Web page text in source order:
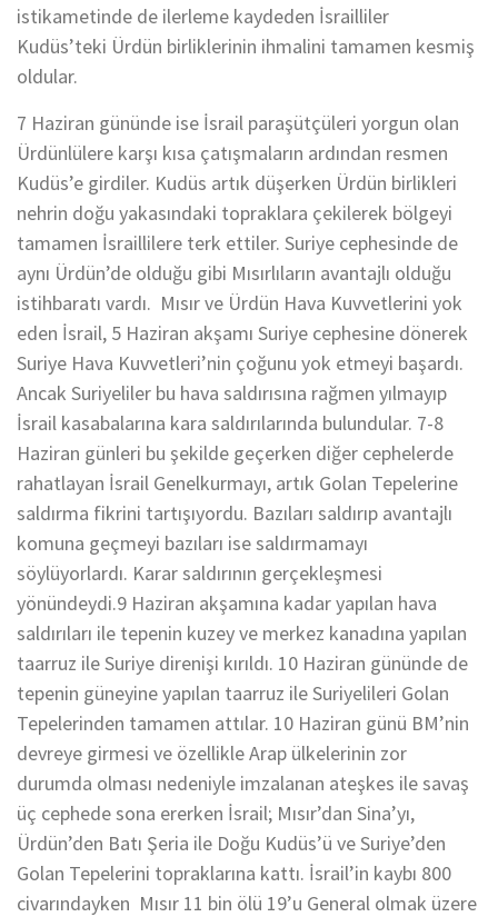
istikametinde de ilerleme kaydeden İsrailliler
Kudüs’teki Ürdün birliklerinin ihmalini tamamen kesmiş
oldular.
7 Haziran gününde ise İsrail paraşütçüleri yorgun olan
Ürdünlülere karşı kısa çatışmaların ardından resmen
Kudüs’e girdiler. Kudüs artık düşerken Ürdün birlikleri
nehrin doğu yakasındaki topraklara çekilerek bölgeyi
tamamen İsraillilere terk ettiler. Suriye cephesinde de
aynı Ürdün’de olduğu gibi Mısırlıların avantajlı olduğu
istihbaratı vardı. Mısır ve Ürdün Hava Kuvvetlerini yok
eden İsrail, 5 Haziran akşamı Suriye cephesine dönerek
Suriye Hava Kuvvetleri’nin çoğunu yok etmeyi başardı.
Ancak Suriyeliler bu hava saldırısına rağmen yılmayıp
İsrail kasabalarına kara saldırılarında bulundular. 7-8
Haziran günleri bu şekilde geçerken diğer cephelerde
rahatlayan İsrail Genelkurmayı, artık Golan Tepelerine
saldırma fikrini tartışıyordu. Bazıları saldırıp avantajlı
komuna geçmeyi bazıları ise saldırmamayı
söylüyorlardı. Karar saldırının gerçekleşmesi
yönündeydi.9 Haziran akşamına kadar yapılan hava
saldırıları ile tepenin kuzey ve merkez kanadına yapılan
taarruz ile Suriye direnişi kırıldı. 10 Haziran gününde de
tepenin güneyine yapılan taarruz ile Suriyelileri Golan
Tepelerinden tamamen attılar. 10 Haziran günü BM’nin
devreye girmesi ve özellikle Arap ülkelerinin zor
durumda olması nedeniyle imzalanan ateşkes ile savaş
üç cephede sona ererken İsrail; Mısır’dan Sina’yı,
Ürdün’den Batı Şeria ile Doğu Kudüs’ü ve Suriye’den
Golan Tepelerini topraklarına kattı. İsrail’in kaybı 800
civarındayken Mısır 11 bin ölü 19’u General olmak üzere